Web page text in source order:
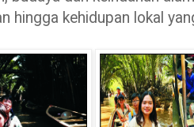
hingga kehidupan lokal